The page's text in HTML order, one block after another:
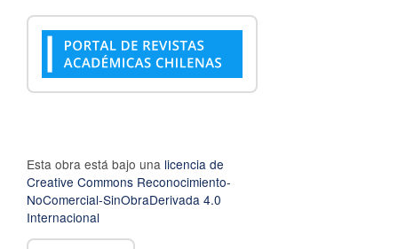
Esta obra está bajo una licencia de
Creative Commons Reconocimiento-
NoComercial-SinObraDerivada 4.0
Internacional